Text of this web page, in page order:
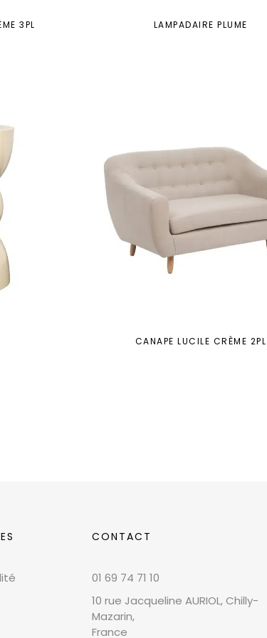
3PL LAMPADAIRE PLUME
CANAPE LUCILE CRÈME 2PL
CONTACT
01 69 74 71 10
10 rue Jacqueline AURIOL, Chilly-
Mazarin,
France